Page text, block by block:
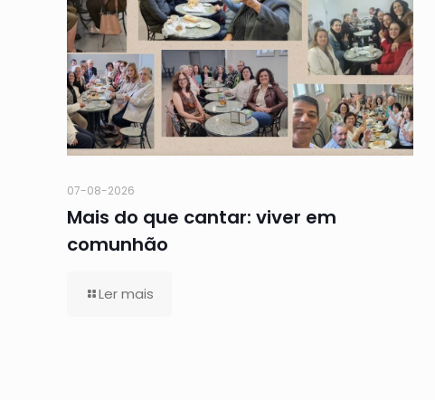
07-08-2026
Mais do que cantar: viver em
comunhão
Ler mais